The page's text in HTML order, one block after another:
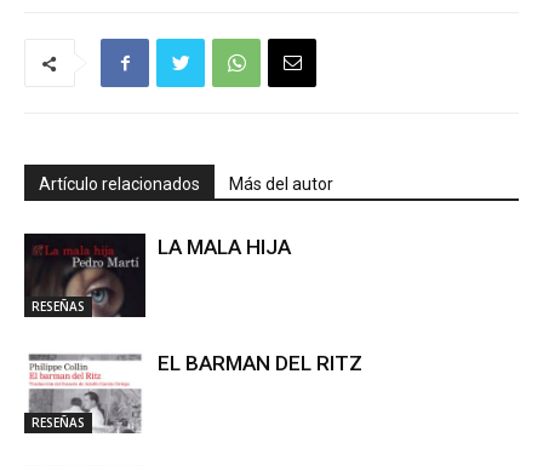
Artículo relacionados Más del autor
RESEÑAS
LA MALA HIJA
RESEÑAS
EL BARMAN DEL RITZ